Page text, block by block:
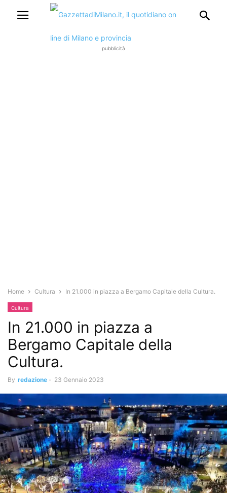
pubblicità
Home Cultura In 21.000 in piazza a Bergamo Capitale della Cultura.
Cultura
In 21.000 in piazza a
Bergamo Capitale della
Cultura.
By redazione - 23 Gennaio 2023